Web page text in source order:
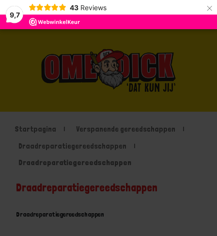
9,7
43 Reviews ×
Startpagina
Verspanende gereedschappen
Draadreparatiegereedschappen
Draadreparatiegereedschappen
Draadreparatiegereedschappen
Draadreparatiegereedschappen